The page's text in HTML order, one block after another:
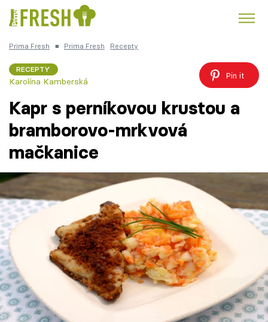
Česká kuchyně
Témata
Recepty
Články
TV Program
Škola vaření
Recepty z TV
Prima Fresh ■ Prima Fresh Recepty
RECEPTY
Karolína Kamberská
Pin it
Kapr s perníkovou krustou a
bramborovo-mrkvová
mačkanice